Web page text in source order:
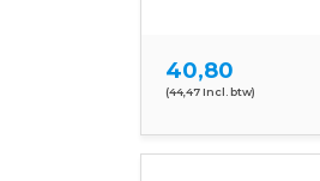
40,80
(44,47 Incl. btw)